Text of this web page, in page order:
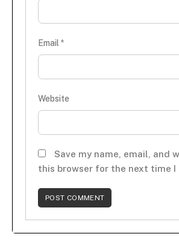
Email *
Website
Save my name, email, and
this browser for the next time I